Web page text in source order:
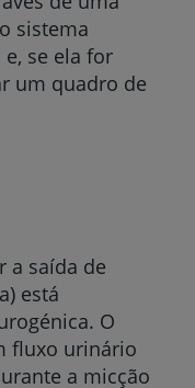
sistema
se ela for
um quadro de
a saída de
está
O
fluxo urinário
a micção